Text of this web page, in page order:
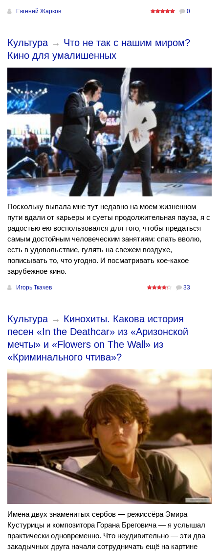
Евгений Жарков 0
Культура → Что не так с нашим миром?
Кино для умалишенных
Поскольку выпала мне тут недавно на моем жизненном
пути вдали от карьеры и суеты продолжительная пауза, я с
радостью ею воспользовался для того, чтобы предаться
самым достойным человеческим занятиям: спать вволю,
есть в удовольствие, гулять на свежем воздухе,
пописывать то, что угодно. И посматривать кое-какое
зарубежное кино.
Игорь Ткачев 33
Культура→ Кинохиты. Какова история
песен «In the Deathcar» из «Аризонской
мечты» и «Flowers on The Wall» из
«Криминального чтива»?
Имена двух знаменитых сербов — режиссёра Эмира
Кустурицы и композитора Горана Бреговича — я услышал
практически одновременно. Что неудивительно — эти два
закадычных друга начали сотрудничать ещё на картине